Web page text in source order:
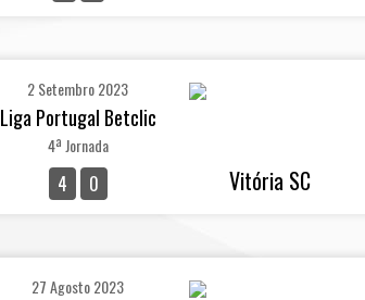
2 Setembro 2023
Liga Portugal Betclic
4ª Jornada
4 0 Vitória SC
27 Agosto 2023